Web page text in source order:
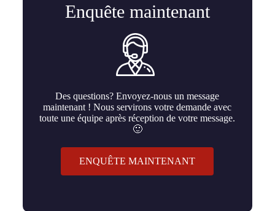
Enquête maintenant
Des questions? Envoyez-nous un message
maintenant ! Nous servirons votre demande avec
toute une équipe après réception de votre message.
🙂
ENQUÊTE MAINTENANT